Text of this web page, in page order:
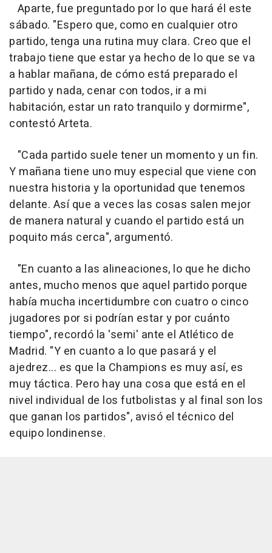
Aparte, fue preguntado por lo que hará él este
sábado. "Espero que, como en cualquier otro
partido, tenga una rutina muy clara. Creo que el
trabajo tiene que estar ya hecho de lo que se va
a hablar mañana, de cómo está preparado el
partido y nada, cenar con todos, ir a mi
habitación, estar un rato tranquilo y dormirme",
contestó Arteta.
"Cada partido suele tener un momento y un fin.
Y mañana tiene uno muy especial que viene con
nuestra historia y la oportunidad que tenemos
delante. Así que a veces las cosas salen mejor
de manera natural y cuando el partido está un
poquito más cerca", argumentó.
"En cuanto a las alineaciones, lo que he dicho
antes, mucho menos que aquel partido porque
había mucha incertidumbre con cuatro o cinco
jugadores por si podrían estar y por cuánto
tiempo", recordó la 'semi' ante el Atlético de
Madrid. "Y en cuanto a lo que pasará y el
ajedrez... es que la Champions es muy así, es
muy táctica. Pero hay una cosa que está en el
nivel individual de los futbolistas y al final son los
que ganan los partidos", avisó el técnico del
equipo londinense.